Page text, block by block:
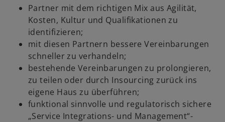
Partner mit dem richtigen Mix aus Agilität,
Kosten, Kultur und Qualifikationen zu
identifizieren;
mit diesen Partnern bessere Vereinbarungen
schneller zu verhandeln;
bestehende Vereinbarungen zu prolongieren,
zu teilen oder durch Insourcing zurück ins
eigene Haus zu überführen;
funktional sinnvolle und regulatorisch sichere
„Service Integrations- und Management“-
e
n
n